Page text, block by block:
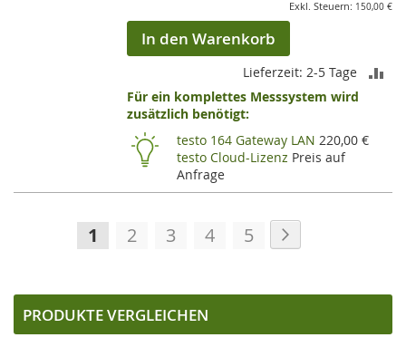
150,00 €
In den Warenkorb
Lieferzeit: 2-5 Tage
Für ein komplettes Messsystem wird
zusätzlich benötigt:
testo 164 Gateway LAN 220,00 €
testo Cloud-Lizenz Preis auf
Anfrage
Seite
Sie
gerade
die
1 Seite
2 Seite
3 Seite
4 Seite
5
PRODUKTE VERGLEICHEN